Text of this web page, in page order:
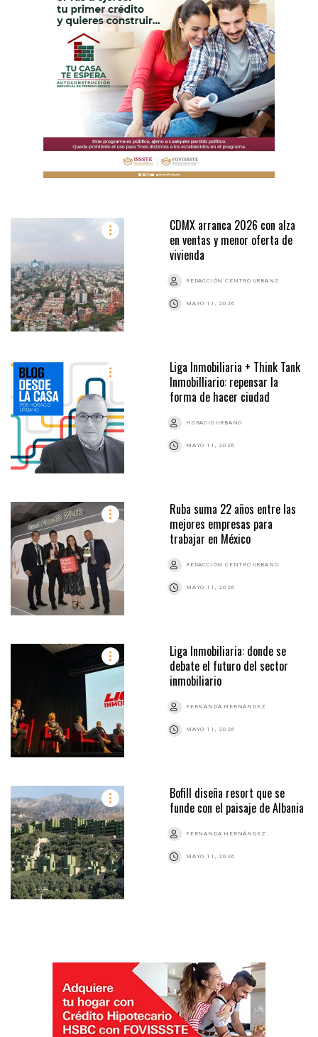
CDMX arranca 2026 con alza
en ventas y menor oferta de
vivienda
REDACCIÓN CENTRO URBANO
MAYO 11, 2026
Liga Inmobiliaria + Think Tank
Inmobilliario: repensar la
forma de hacer ciudad
HORACIO URBANO
MAYO 11, 2026
Ruba suma 22 años entre las
mejores empresas para
trabajar en México
REDACCIÓN CENTRO URBANO
MAYO 11, 2026
Liga Inmobiliaria: donde se
debate el futuro del sector
inmobiliario
FERNANDA HERNÁNDEZ
MAYO 11, 2026
Bofill diseña resort que se
funde con el paisaje de Albania
FERNANDA HERNÁNDEZ
MAYO 11, 2026